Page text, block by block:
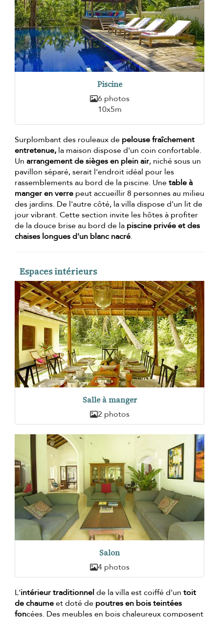
Piscine
6 photos
10x5m
Surplombant des rouleaux de pelouse fraîchement
entretenue, la maison dispose d'un coin confortable.
Un arrangement de sièges en plein air, niché sous un
pavillon séparé, serait l'endroit idéal pour les
rassemblements au bord de la piscine. Unetable à
manger en verre peut accueillir 8 personnes au milieu
des jardins. De l'autre côté, la villa dispose d'un lit de
jour vibrant. Cette section invite les hôtes à profiter
de la douce brise au bord de la piscine privée et des
chaises longues d'un blanc nacré.
Espaces intérieurs
Salle à manger
2 photos
Salon
4 photos
L'intérieur traditionnelde la villa est coiffé d'un toit
de chaumeet doté de poutres en bois teintées
foncées. Des meubles en bois chaleureux composent